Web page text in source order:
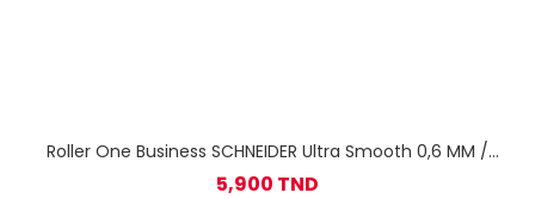
Roller One Business SCHNEIDER Ultra Smooth 0,6 MM /
Bleu
5,900 TND